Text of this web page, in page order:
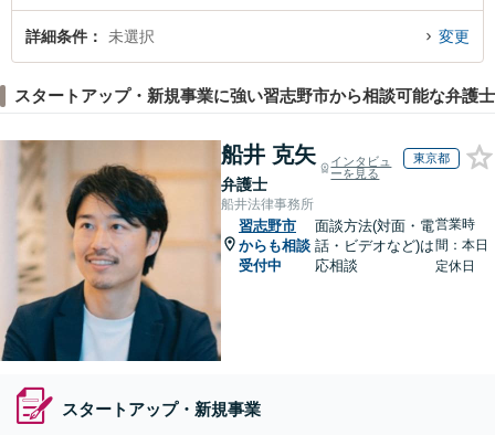
の実績豊富な近くの弁護士を検索したい』『初回相談無料でスタートアップ・
新規事業を法律相談できる習志野市内の弁護士に相談予約したい』などでお困
詳細条件 未選択 変更
スタートアップ・新規事業に強い習志野市から相談可能な弁護士
船井 克矢
弁護士
インタビュ
ーを見る
東京都
船井法律事務所
習志野市
からも相談
受付中
面談方法(対面・電
話・ビデオなど)は
応相談
営業時
間：本日
定休日
スタートアップ・新規事業